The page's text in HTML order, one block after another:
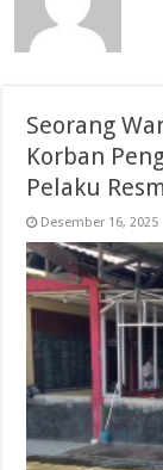
Seorang
Korban
Pelaku
Desember 16, 2025